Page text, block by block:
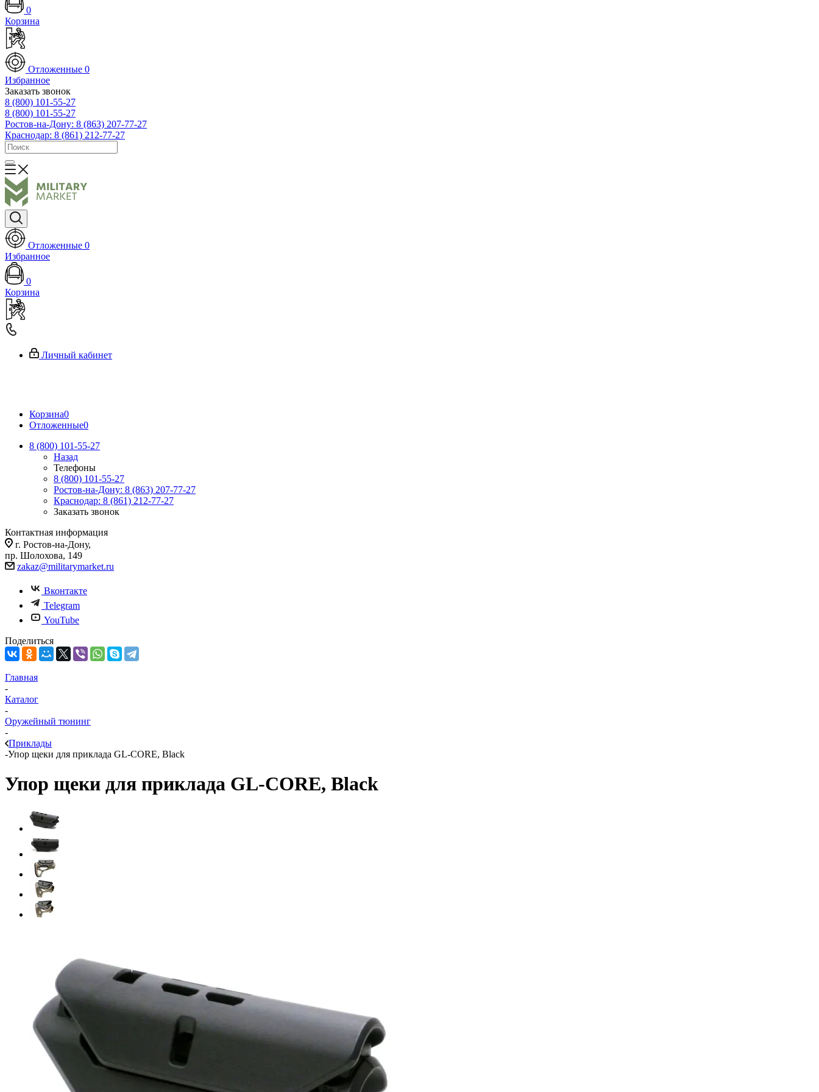
0
Корзина
Отложенные 0
Избранное
Заказать звонок
8 (800) 101-55-27
8 (800) 101-55-27
Ростов-на-Дону: 8 (863) 207-77-27
Краснодар: 8 (861) 212-77-27
Отложенные 0
Избранное
0
Корзина
Личный кабинет
Корзина0
Отложенные0
8 (800) 101-55-27
Назад
Телефоны
8 (800) 101-55-27
Ростов-на-Дону: 8 (863) 207-77-27
Краснодар: 8 (861) 212-77-27
Заказать звонок
Контактная информация
г. Ростов-на-Дону,
пр. Шолохова, 149
zakaz@militarymarket.ru
Вконтакте
Telegram
YouTube
Поделиться
Главная
-
Каталог
-
Оружейный тюнинг
-
Приклады
-Упор щеки для приклада GL-CORE, Black
Упор щеки для приклада GL-CORE, Black